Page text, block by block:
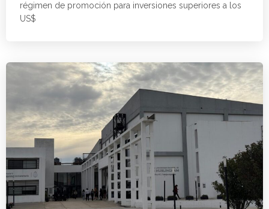
régimen de promoción para inversiones superiores a los
US$